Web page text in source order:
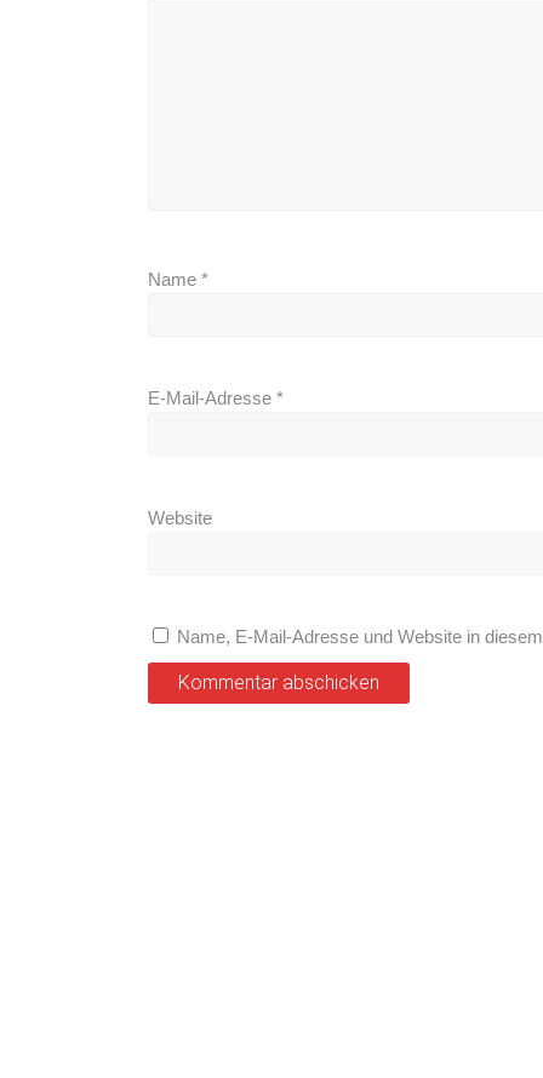
Name *
E-Mail-Adresse *
Website
Name, E-Mail-Adresse und Website in